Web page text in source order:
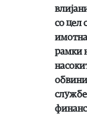
со цел
рамки